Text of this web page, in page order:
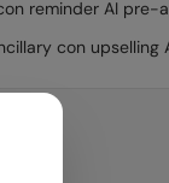
reminder AI pre-
con upselling